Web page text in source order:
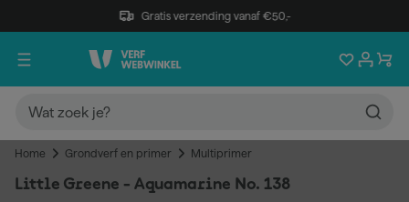
Gratis verzending vanaf €50,-
Home Grondverf en primer Multiprimer
Little Greene - Aquamarine No. 138